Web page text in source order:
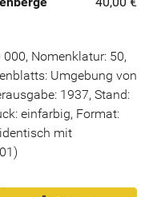
Nomenklatur: 50,
Umgebung von
1937, Stand:
einfarbig, Format:
mit